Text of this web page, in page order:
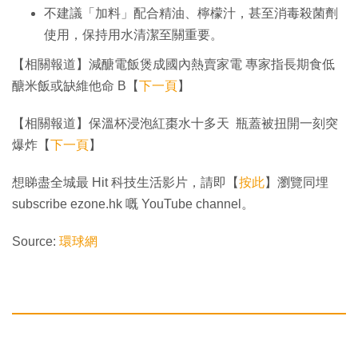
不建議「加料」配合精油、檸檬汁，甚至消毒殺菌劑
使用，保持用水清潔至關重要。
【相關報道】減醣電飯煲成國內熱賣家電 專家指長期食低
醣米飯或缺維他命 B【下一頁】
【相關報道】保溫杯浸泡紅棗水十多天 瓶蓋被扭開一刻突
爆炸【下一頁】
想睇盡全城最 Hit 科技生活影片，請即【按此】瀏覽同埋
subscribe ezone.hk 嘅 YouTube channel。
Source: 環球網